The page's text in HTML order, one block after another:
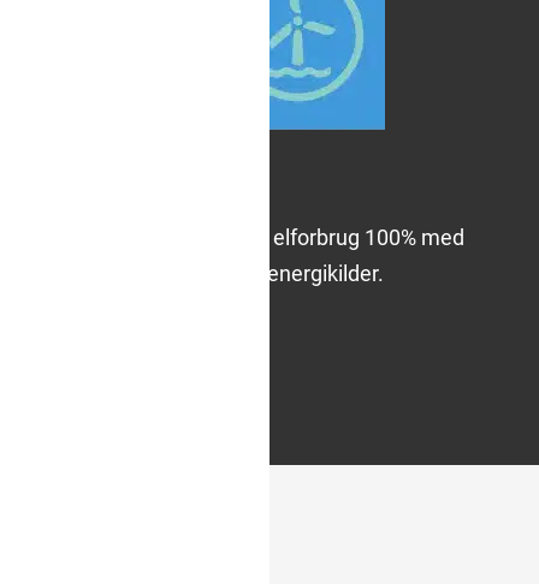
Vi køber og afdækker vores elforbrug 100% med
certifikater fra vedvarende energikilder.